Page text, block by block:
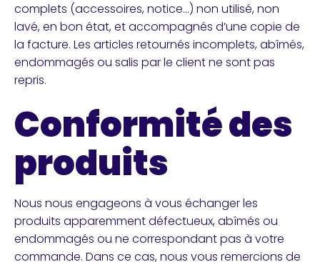
complets (accessoires, notice…) non utilisé, non
lavé, en bon état, et accompagnés d’une copie de
la facture. Les articles retournés incomplets, abîmés,
endommagés ou salis par le client ne sont pas
repris.
Conformité des
produits
Nous nous engageons à vous échanger les
produits apparemment défectueux, abîmés ou
endommagés ou ne correspondant pas à votre
commande. Dans ce cas, nous vous remercions de